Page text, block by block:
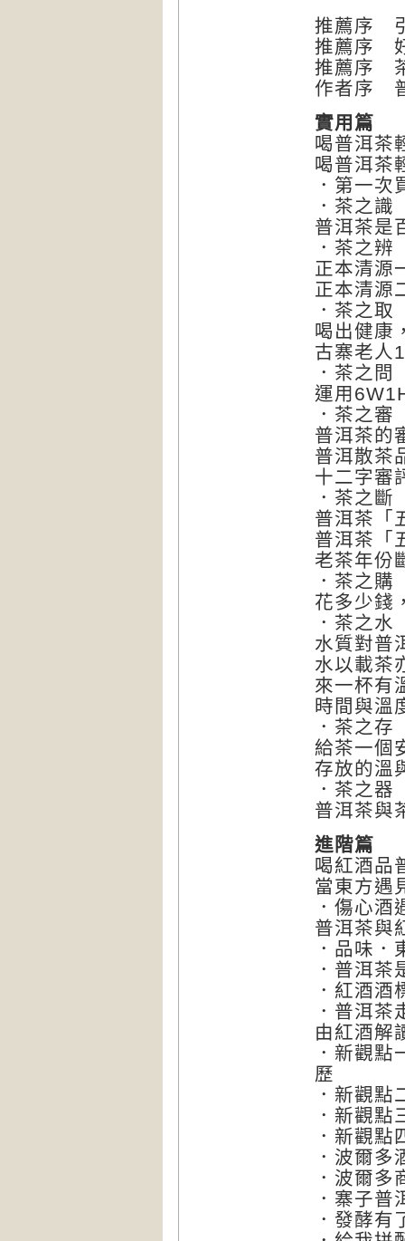
推薦序
推薦序
推薦序
作者序
實用篇
喝普洱茶
喝普洱茶
．第一
．茶之識
普洱茶是
．茶之辨
正本清源
正本清源
．茶之取
喝出健康
古寨老人
．茶之問
運用
．茶之審
普洱茶的
普洱散茶
十二字審
．茶之斷
普洱茶「
普洱茶「
老茶年份
．茶之購
花多少錢
．茶之水
水質對普
水以載茶
來一杯有
時間與溫
．茶之存
給茶一個
存放的溫
．茶之器
普洱茶與
進階篇
喝紅酒品
當東方遇
．傷心酒
普洱茶與
．品味．
．普洱茶
．紅酒酒
．普洱茶
由紅酒解
．新觀
歷
．新觀點
．新觀
．新觀
．波爾多
．波爾多
．寨子普
．發酵有